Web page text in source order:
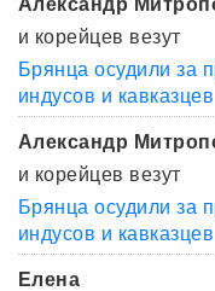
Александр
и корейцев везут
Брянца осудили за
индусов и кавказцев
Александр
и корейцев везут
Брянца осудили за
индусов и кавказцев
Елена